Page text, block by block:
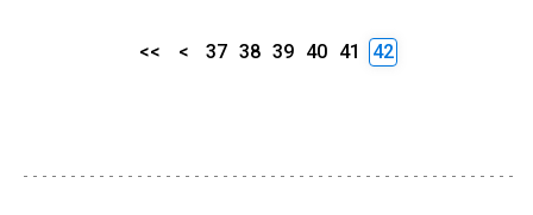
<< < 37 38 39 40 41 42